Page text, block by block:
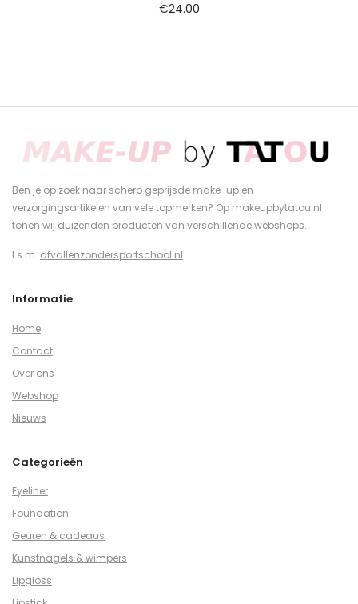
€24.00
Ben je op zoek naar scherp geprijsde make-up en
verzorgingsartikelen van vele topmerken? Op makeupbytatou.nl
tonen wij duizenden producten van verschillende webshops.
I.s.m. afvallenzondersportschool.nl
Informatie
Home
Contact
Over ons
Webshop
Nieuws
Categorieën
Eyeliner
Foundation
Geuren & cadeaus
Kunstnagels & wimpers
Lipgloss